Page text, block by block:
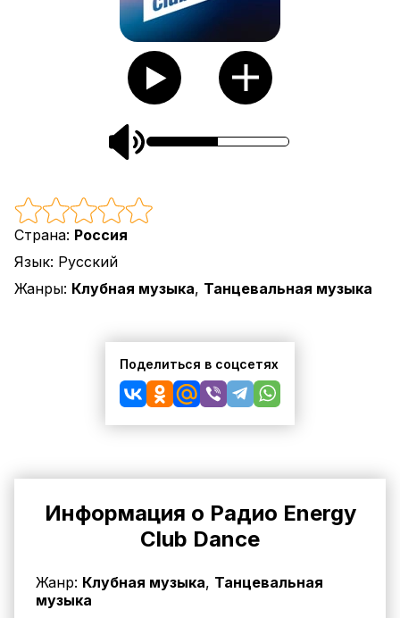
Страна: Россия
Язык: Русский
Жанры: Клубная музыка, Танцевальная музыка
Поделиться в соцсетях
Информация о Радио Energy
Club Dance
Жанр: Клубная музыка, Танцевальная
музыка